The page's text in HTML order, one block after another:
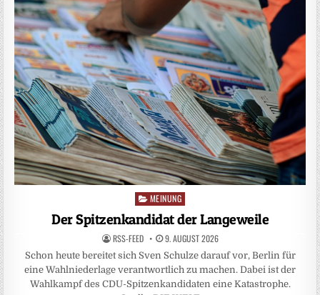
PostedMEINUNG
Der Spitzenkandidat der Langeweile
RSS-FEED 9. AUGUST 2026
Schon heute bereitet sich Sven Schulze darauf vor, Berlin für
eine Wahlniederlage verantwortlich zu machen. Dabei ist der
Wahlkampf des CDU-Spitzenkandidaten eine Katastrophe.